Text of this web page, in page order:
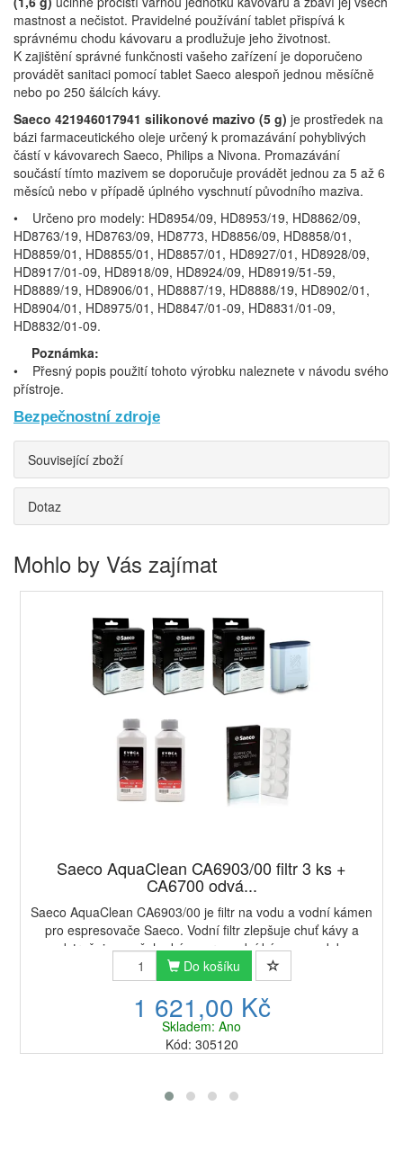
mastnost a nečistot. Pravidelné používání tablet přispívá k
správnému chodu kávovaru a prodlužuje jeho životnost.
K zajištění správné funkčnosti vašeho zařízení je doporučeno
provádět sanitaci pomocí tablet Saeco alespoň jednou měsíčně
nebo po 250 šálcích kávy.
Saeco 421946017941 silikonové mazivo (5 g) je prostředek na
bázi farmaceutického oleje určený k promazávání pohyblivých
částí v kávovarech Saeco, Philips a Nivona. Promazávání
součástí tímto mazivem se doporučuje provádět jednou za 5 až 6
měsíců nebo v případě úplného vyschnutí původního maziva.
• Určeno pro modely: HD8954/09, HD8953/19, HD8862/09,
HD8763/19, HD8763/09, HD8773, HD8856/09, HD8858/01,
HD8859/01, HD8855/01, HD8857/01, HD8927/01, HD8928/09,
HD8917/01-09, HD8918/09, HD8924/09, HD8919/51-59,
HD8889/19, HD8906/01, HD8887/19, HD8888/19, HD8902/01,
HD8904/01, HD8975/01, HD8847/01-09, HD8831/01-09,
HD8832/01-09.
Poznámka:
• Přesný popis použití tohoto výrobku naleznete v návodu svého
přístroje.
Bezpečnostní zdroje
Související zboží
Dotaz
Mohlo by Vás zajímat
Saeco AquaClean CA6903/00 filtr 3 ks +
CA6700 odvá...
Saeco AquaClean CA6903/00 je filtr na vodu a vodní kámen
pro espresovače Saeco. Vodní filtr zlepšuje chuť kávy a
odstraňuje z vašeho kávovaru vodní kámen po dobu
přípravy 5000 šálků kávy nebo 3 měsíců...
Do košíku
1 621,00 Kč
Skladem: Ano
Kód: 305120